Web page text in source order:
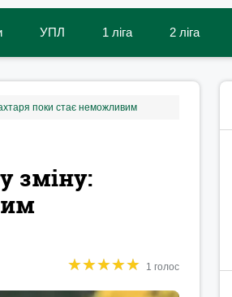
УПЛ 1 ліга 2 ліга
поки стає неможливим
зміну:
★★★★★
★★★★★ 1 голос